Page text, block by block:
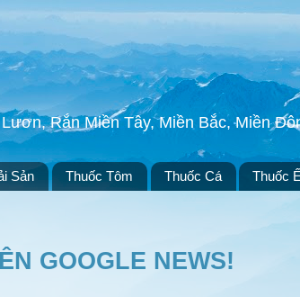
Rắn Miền Tây, Miền Bắc, Miền
Sản Thuốc Tôm Thuốc Cá Thuốc
GOOGLE NEWS!